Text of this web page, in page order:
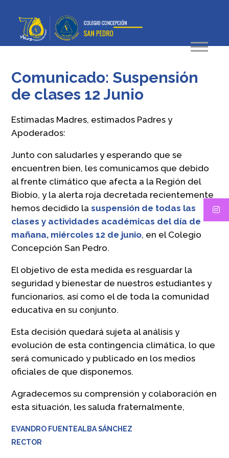
Comunicado: Suspensión
de clases 12 Junio
Estimadas Madres, estimados Padres y
Apoderados:
Junto con saludarles y esperando que se
encuentren bien, les comunicamos que debido
al frente climático que afecta a la Región del
Biobío, y la alerta roja decretada recientemente
hemos decidido lasuspensión de todas las
clases y actividades académicas del día de
mañana, miércoles 12 de junio, en el Colegio
Concepción San Pedro.
El objetivo de esta medida es resguardar la
seguridad y bienestar de nuestros estudiantes y
funcionarios, así como el de toda la comunidad
educativa en su conjunto.
Esta decisión quedará sujeta al análisis y
evolución de esta contingencia climática, lo que
será comunicado y publicado en los medios
oficiales de que disponemos.
Agradecemos su comprensión y colaboración en
esta situación, les saluda fraternalmente,
EVANDRO FUENTEALBA SÁNCHEZ
RECTOR